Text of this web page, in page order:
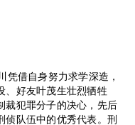
凭借自身努力求学深造，
、好友叶茂生壮烈牺牲
裁犯罪分子的决心，先后
侦队伍中的优秀代表。刑